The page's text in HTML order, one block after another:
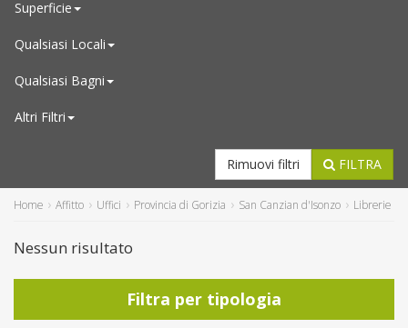
Superficie
Qualsiasi Locali
Qualsiasi Bagni
Altri Filtri
FILTRA
Rimuovi filtri
Home Affitto Uffici Provincia di Gorizia San Canzian d'Isonzo Librerie
Nessun risultato
Filtra per tipologia